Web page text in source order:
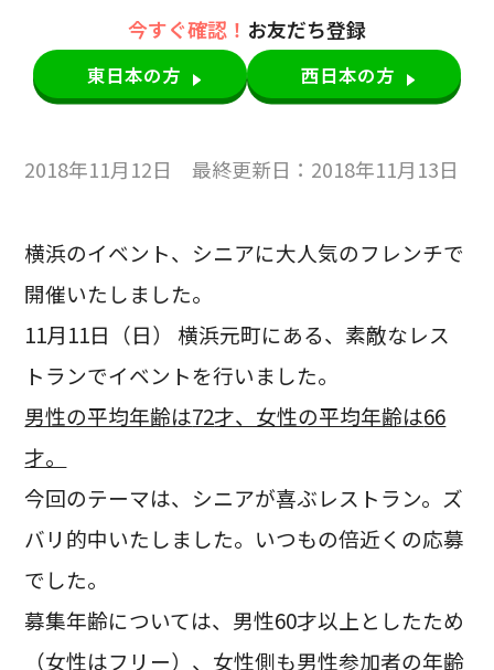
今すぐ確認！ お友だち登録
東日本の方 西日本の方
2018年11月12日 最終更新日：2018年11月13日
横浜のイベント、シニアに大人気のフレンチで
開催いたしました。
11月11日（日） 横浜元町にある、素敵なレス
トランでイベントを行いました。
男性の平均年齢は72才、女性の平均年齢は66
才。
今回のテーマは、シニアが喜ぶレストラン。ズ
バリ的中いたしました。いつもの倍近くの応募
でした。
募集年齢については、男性60才以上としたため
（女性はフリー）、女性側も男性参加者の年齢